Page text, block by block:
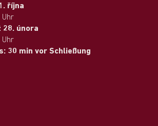
října
Uhr
28. února
Uhr
30 min vor Schließung